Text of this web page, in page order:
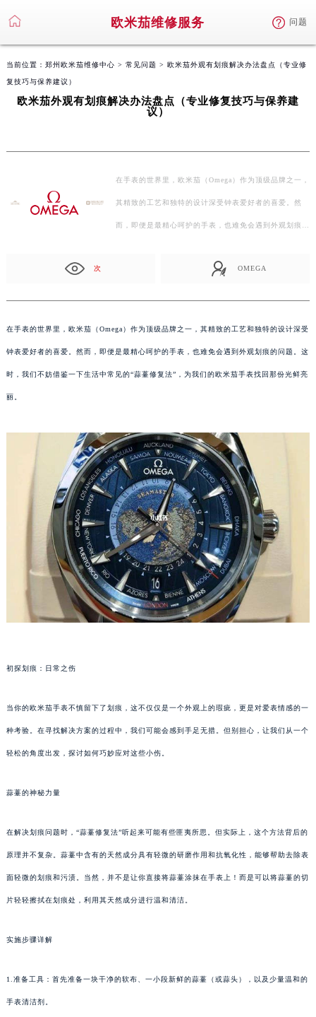
欧米茄维修服务 问题
当前位置： 郑州欧米茄维修中心 > 常见问题 > 欧米茄外观有划痕解决办法盘点（专业修
复技巧与保养建议）
欧米茄外观有划痕解决办法盘点（专业修复技巧与保养建
议）
在手表的世界里，欧米茄（Omega）作为顶级品牌之一，
其精致的工艺和独特的设计深受钟表爱好者的喜爱。然
而，即便是最精心呵护的手表，也难免会遇到外观划痕的
次 OMEGA
在手表的世界里，欧米茄（Omega）作为顶级品牌之一，其精致的工艺和独特的设计深受
钟表爱好者的喜爱。然而，即便是最精心呵护的手表，也难免会遇到外观划痕的问题。这
时，我们不妨借鉴一下生活中常见的“蒜薹修复法”，为我们的欧米茄手表找回那份光鲜亮
丽。
初探划痕：日常之伤
当你的欧米茄手表不慎留下了划痕，这不仅仅是一个外观上的瑕疵，更是对爱表情感的一
种考验。在寻找解决方案的过程中，我们可能会感到手足无措。但别担心，让我们从一个
轻松的角度出发，探讨如何巧妙应对这些小伤。
蒜薹的神秘力量
在解决划痕问题时，“蒜薹修复法”听起来可能有些匪夷所思。但实际上，这个方法背后的
原理并不复杂。蒜薹中含有的天然成分具有轻微的研磨作用和抗氧化性，能够帮助去除表
面轻微的划痕和污渍。当然，并不是让你直接将蒜薹涂抹在手表上！而是可以将蒜薹的切
片轻轻擦拭在划痕处，利用其天然成分进行温和清洁。
实施步骤详解
1.准备工具：首先准备一块干净的软布、一小段新鲜的蒜薹（或蒜头），以及少量温和的
手表清洁剂。